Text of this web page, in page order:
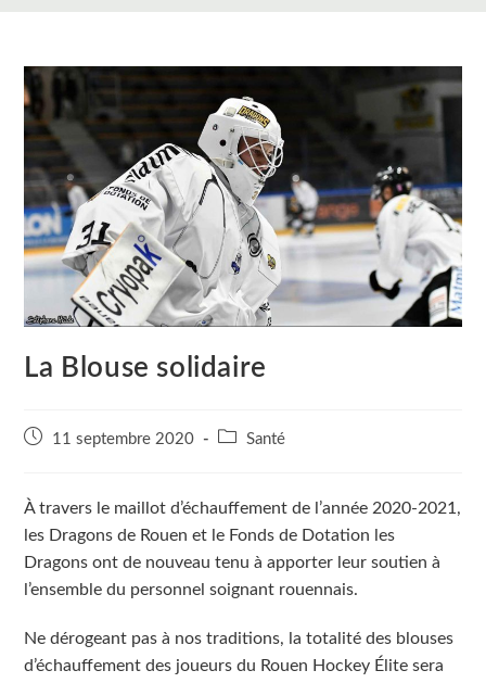
La Blouse solidaire
Publication
11 septembre 2020
Post Santé
À travers le maillot d’échauffement de l’année 2020-2021,
les Dragons de Rouen et le Fonds de Dotation les
Dragons ont de nouveau tenu à apporter leur soutien à
l’ensemble du personnel soignant rouennais.
Ne dérogeant pas à nos traditions, la totalité des blouses
d’échauffement des joueurs du Rouen Hockey Élite sera